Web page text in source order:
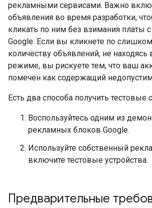
рекламными сервисами. Важно
объявления во время разработки,
кликать по ним без взимания платы
Google. Если вы кликнете по
количеству объявлений, не находясь
режиме, вы рискуете тем, что ваш
помечен как содержащий
Есть два способа получить тестовые
Воспользуйтесь одним из
рекламных блоков Google.
Используйте собственный
включите тестовые устройства.
Предварительные